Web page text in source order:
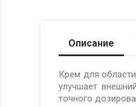
Описание
Крем для
улучшает
точного